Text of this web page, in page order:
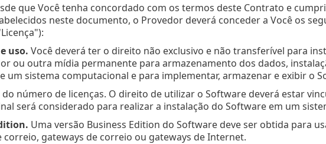
que Você tenha concordado com os termos deste Contrato e
neste documento, o Provedor deverá conceder a Você os
uso. Você deverá ter o direito não exclusivo e não transferível para
ou outra mídia permanente para armazenamento dos dados,
um sistema computacional e para implementar, armazenar e exibir o
do número de licenças. O direito de utilizar o Software deverá estar
será considerado para realizar a instalação do Software em um
Uma versão Business Edition do Software deve ser obtida para
correio, gateways de correio ou gateways de Internet.